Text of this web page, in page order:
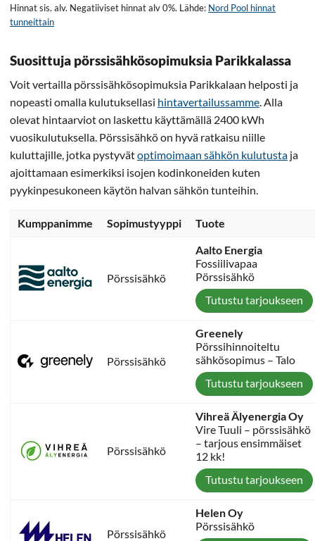
Hinnat sis. alv. Negatiiviset hinnat alv 0%. Lähde: Nord Pool hinnat
tunneittain
Suosittuja pörssisähkösopimuksia Parikkalassa
Voit vertailla pörssisähkösopimuksia Parikkalaan helposti ja
nopeasti omalla kulutuksellasi hintavertailussamme . Alla
olevat hintaarviot on laskettu käyttämällä 2400 kWh
vuosikulutuksella. Pörssisähkö on hyvä ratkaisu niille
kuluttajille, jotka pystyvätoptimoimaan sähkön kulutusta ja
ajoittamaan esimerkiksi isojen kodinkoneiden kuten
pyykinpesukoneen käytön halvan sähkön tunteihin.
Kumppanimme Sopimustyyppi Tuote
Pörssisähkö
Aalto Energia
Fossiilivapaa
Pörssisähkö
Tutustu tarjoukseen
Pörssisähkö
Greenely
Pörssihinnoiteltu
sähkösopimus – Talo
Tutustu tarjoukseen
Pörssisähkö
Vihreä Älyenergia Oy
Vire Tuuli – pörssisähkö
– tarjous ensimmäiset
12 kk!
Tutustu tarjoukseen
Pörssisähkö
Helen Oy
Pörssisähkö